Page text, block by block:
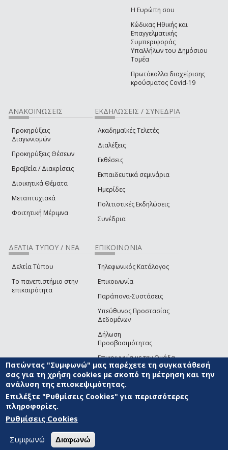
Η Ευρώπη σου
Κώδικας Ηθικής και
Επαγγελματικής
Συμπεριφοράς
Υπαλλήλων του Δημόσιου
Τομέα
Πρωτόκολλα διαχείρισης
κρούσματος Covid-19
ΑΝΑΚΟΙΝΩΣΕΙΣ
Προκηρύξεις
Διαγωνισμών
Προκηρύξεις Θέσεων
Βραβεία / Διακρίσεις
Διοικητικά Θέματα
Μεταπτυχιακά
Φοιτητική Μέριμνα
ΕΚΔΗΛΩΣΕΙΣ / ΣΥΝΕΔΡΙΑ
Ακαδημαϊκές Τελετές
Διαλέξεις
Εκθέσεις
Εκπαιδευτικά σεμινάρια
Ημερίδες
Πολιτιστικές Εκδηλώσεις
Συνέδρια
ΔΕΛΤΙΑ ΤΥΠΟΥ / ΝΕΑ
Δελτία Τύπου
Το πανεπιστήμιο στην
επικαιρότητα
ΕΠΙΚΟΙΝΩΝΙΑ
Τηλεφωνικός Κατάλογος
Επικοινωνία
Παράπονα-Συστάσεις
Υπεύθυνος Προστασίας
Δεδομένων
Δήλωση
Προσβασιμότητας
Επικοινωνία με την Ομάδα
Ανάπτυξης του site(link sends e-mail)
© ΠΑΝΕΠΙΣΤΗΜΙΟ ΑΙΓΑΙΟΥ ΟΡΟΙ ΧΡΗΣΗΣ
ΑΝΑΠΤΥΞΗΣ
Πατώντας "Συμφωνώ" μας παρέχετε τη συγκατάθεσή
σας για τη χρήση cookies με σκοπό τη μέτρηση και την
ανάλυση της επισκεψιμότητας.
Επιλέξτε "Ρυθμίσεις Cookies" για περισσότερες
πληροφορίες.
Ρυθμίσεις Cookies
Συμφωνώ Διαφωνώ